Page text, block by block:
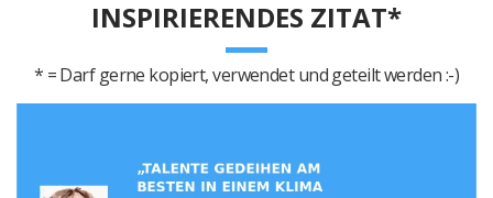
INSPIRIERENDES ZITAT*
* = Darf gerne kopiert, verwendet und geteilt werden :-)